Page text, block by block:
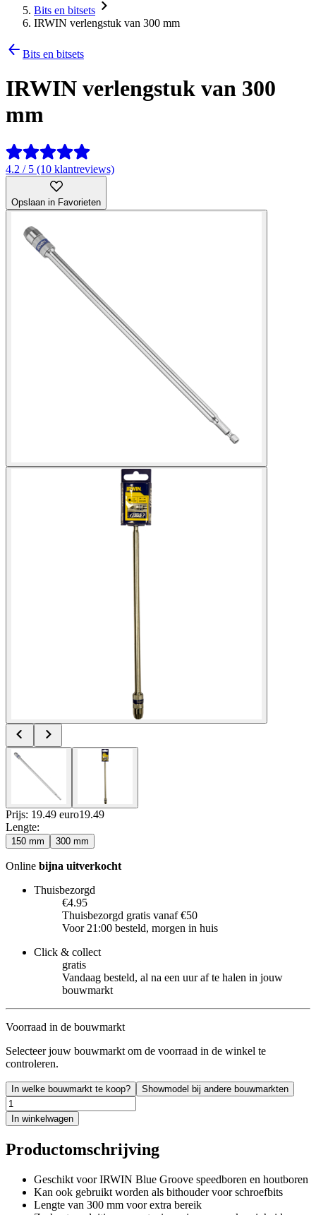
Bits en bitsets
IRWIN verlengstuk van 300 mm
Bits en bitsets
IRWIN verlengstuk van 300
mm
4.2 / 5 (10 klantreviews)
Opslaan in Favorieten
Prijs: 19.49 euro19.49
Lengte:
150 mm 300 mm
Online bijna uitverkocht
Thuisbezorgd
€4.95
Thuisbezorgd gratis vanaf €50
Voor 21:00 besteld, morgen in huis
Click & collect
gratis
Vandaag besteld, al na een uur af te halen in jouw
bouwmarkt
Voorraad in de bouwmarkt
Selecteer jouw bouwmarkt om de voorraad in de winkel te
controleren.
In welke bouwmarkt te koop? Showmodel bij andere bouwmarkten
In winkelwagen
Productomschrijving
Geschikt voor IRWIN Blue Groove speedboren en houtboren
Kan ook gebruikt worden als bithouder voor schroefbits
Lengte van 300 mm voor extra bereik